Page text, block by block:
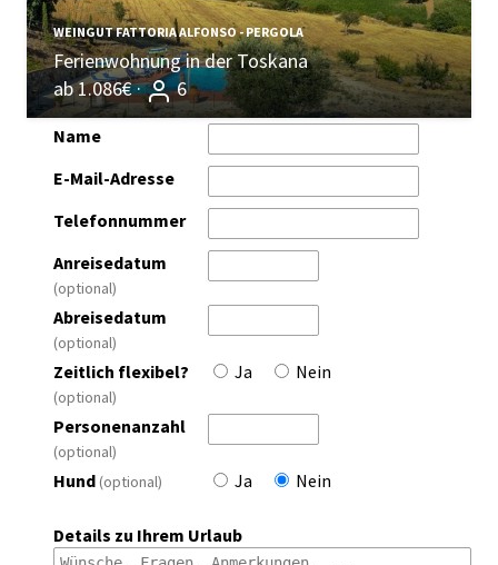
WEINGUT FATTORIA ALFONSO - PERGOLA
Ferienwohnung in der Toskana
ab 1.086€ ·
6
Name
E-Mail-Adresse
Telefonnummer
Anreisedatum
(optional)
Abreisedatum
(optional)
Zeitlich flexibel?
(optional)
Ja Nein
Personenanzahl
(optional)
Hund (optional) Ja Nein
Details zu Ihrem Urlaub